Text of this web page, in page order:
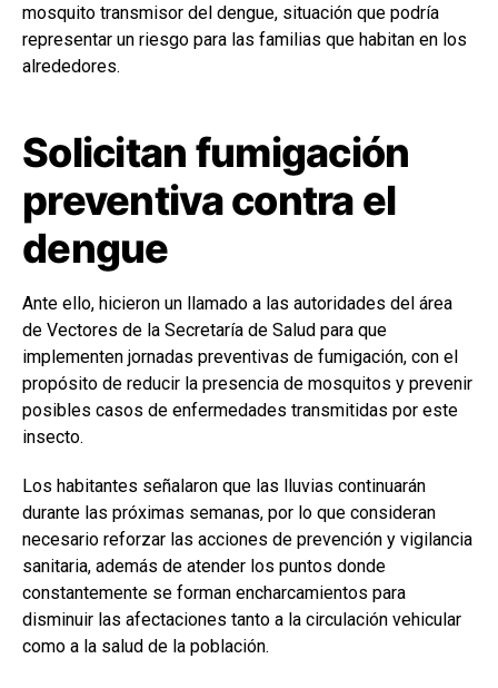
mosquito transmisor del dengue, situación que podría
representar un riesgo para las familias que habitan en los
alrededores.
Solicitan fumigación
preventiva contra el
dengue
Ante ello, hicieron un llamado a las autoridades del área
de Vectores de la Secretaría de Salud para que
implementen jornadas preventivas de fumigación, con el
propósito de reducir la presencia de mosquitos y prevenir
posibles casos de enfermedades transmitidas por este
insecto.
Los habitantes señalaron que las lluvias continuarán
durante las próximas semanas, por lo que consideran
necesario reforzar las acciones de prevención y vigilancia
sanitaria, además de atender los puntos donde
constantemente se forman encharcamientos para
disminuir las afectaciones tanto a la circulación vehicular
como a la salud de la población.